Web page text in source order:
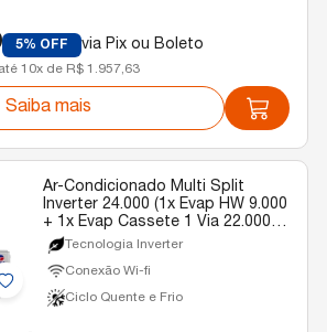
5% OFF via Pix ou Boleto
10x de R$ 1.957,63
Saiba mais
Ar-Condicionado Multi Split
Inverter 24.000 (1x Evap HW 9.000
+ 1x Evap Cassete 1 Via 22.000)
Gree Quente/Frio R-32 220v
Tecnologia Inverter
Conexão Wi-fi
Ciclo Quente e Frio